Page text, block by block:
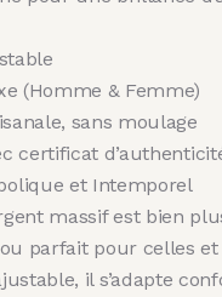
(Homme & Femme)
sans moulage
certificat
et Intemporel
massif est bien
parfait pour celles
il s’adapte